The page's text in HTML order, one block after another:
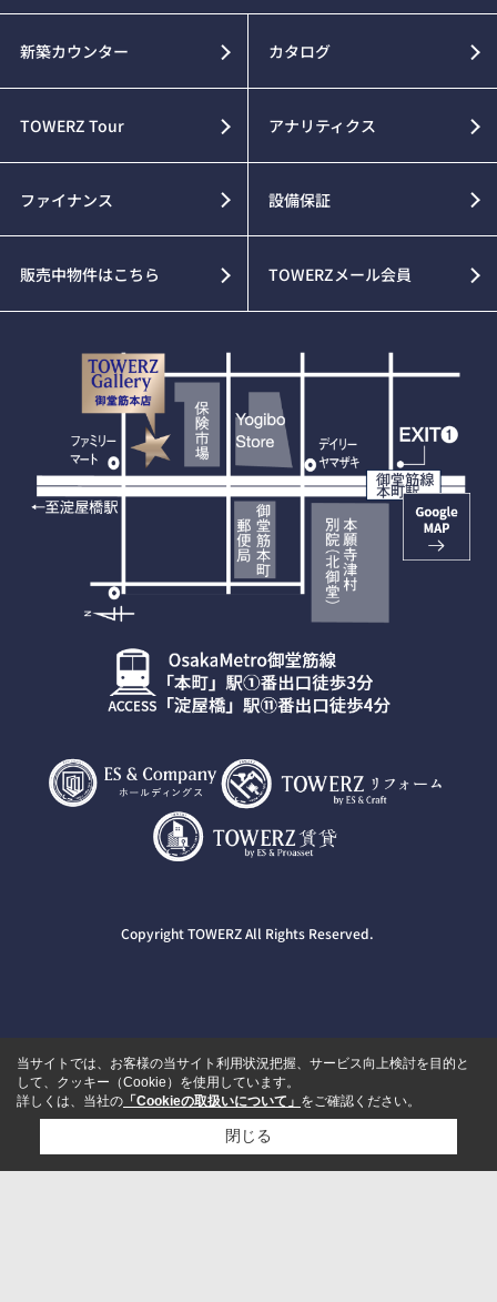
新築カウンター カタログ
TOWERZ Tour アナリティクス
ファイナンス 設備保証
販売中物件はこちら TOWERZメール会員
Copyright TOWERZ All Rights Reserved.
当サイトでは、お客様の当サイト利用状況把握、サービス向上検討を目的と
して、クッキー（Cookie）を使用しています。
詳しくは、当社の 「Cookieの取扱いについて」 をご確認ください。
閉じる